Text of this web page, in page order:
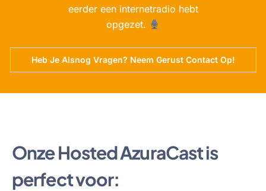
eerder een internetradio hebt
opgezet.
Heb Je Alsnog Vragen? Neem Gerust Contact Op!
Onze Hosted AzuraCast is
perfect voor: